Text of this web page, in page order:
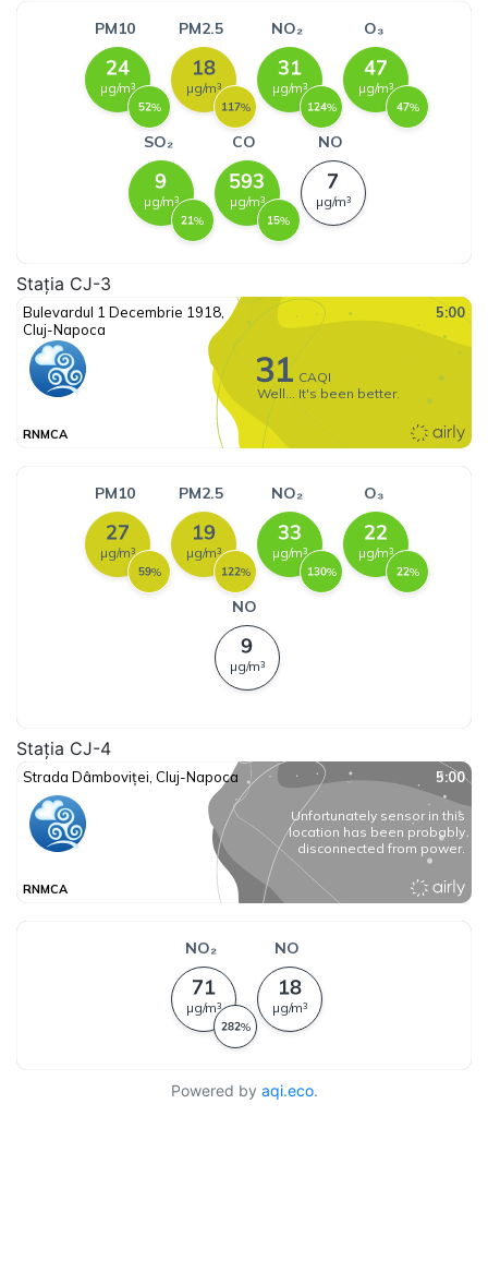
Stația CJ-3
Stația CJ-4
Powered by aqi.eco.